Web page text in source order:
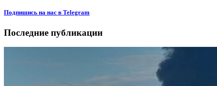
Подпишиcь на нас в Telegram
Последние публикации